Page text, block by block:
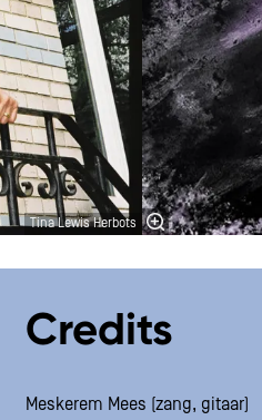
Tina Lewis Herbots
Credits
Meskerem Mees (zang, gitaar)